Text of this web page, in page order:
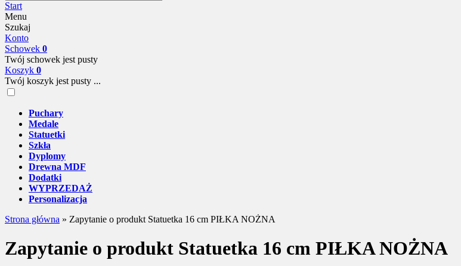
Start
Menu
Szukaj
Konto
Schowek 0
Twój schowek jest pusty
Koszyk 0
Twój koszyk jest pusty ...
Puchary
Medale
Statuetki
Szkła
Dyplomy
Drewna MDF
Dodatki
WYPRZEDAŻ
Personalizacja
Strona główna » Zapytanie o produkt Statuetka 16 cm PIŁKA NOŻNA
Zapytanie o produkt Statuetka 16 cm PIŁKA NOŻNA